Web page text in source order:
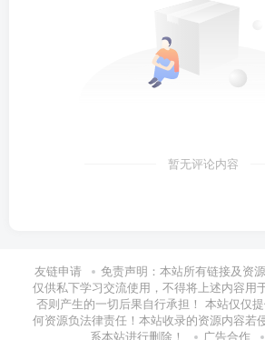
暂无评论内容
友链申请
免责声明：本站所有链接及资
仅供私下学习交流使用，不得将上述内容用
否则产生的一切后果自行承担！ 本站仅仅
何资源负法律责任！本站收录的资源内容若
系本站进行删除！
广告合作